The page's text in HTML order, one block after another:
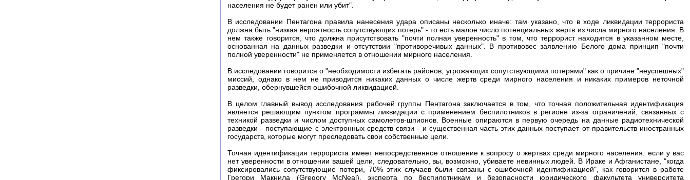
населения не будет ранен или убит".
В исследовании Пентагона правила нанесения удара описаны несколько иначе: там указано, что в ходе ликвидации террориста
должна быть "низкая вероятность сопутствующих потерь" - то есть малое число потенциальных жертв из числа мирного населения. В
нем также говорится, что должна присутствовать "почти полная уверенность" в том, что террорист находится в указанном месте,
основанная на данных разведки и отсутствии "противоречивых данных". В противовес заявлению Белого дома принцип "почти
полной уверенности" не применяется в отношении мирного населения.
В исследовании говорится о "необходимости избегать районов, угрожающих сопутствующими потерями" как о причине "неуспешных"
миссий, однако в нем не приводится никаких данных о числе жертв среди мирного населения и никаких примеров неточной
разведки, обернувшейся ошибочной ликвидацией.
В целом главный вывод исследования рабочей группы Пентагона заключается в том, что точная положительная идентификация
является решающим пунктом программы ликвидации с применением беспилотников в регионе из-за ограничений, связанных с
техникой разведки и числом доступных самолетов-шпионов. Военные опираются в первую очередь на данные радиотехнической
разведки - поступающие с электронных средств связи - и существенная часть этих данных поступает от правительств иностранных
государств, которые могут преследовать свои собственные цели.
Точная идентификация террориста имеет непосредственное отношение к вопросу о жертвах среди мирного населения: если у вас
нет уверенности в отношении вашей цели, следовательно, вы, возможно, убиваете невинных людей. В Ираке и Афганистане, "когда
фиксировались сопутствующие потери, 70% этих случаев были связаны с ошибочной идентификацией", как говорится в работе
Грегори Макнила (Gregory McNeal), эксперта по беспилотникам и безопасности юридического факультета университета